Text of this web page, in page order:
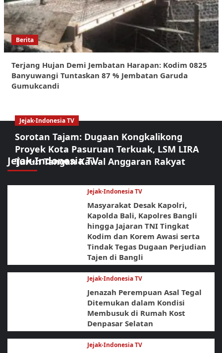
Berita
Terjang Hujan Demi Jembatan Harapan: Kodim 0825
Banyuwangi Tuntaskan 87 % Jembatan Garuda
Gumukcandi
Jejak-Indonesia TV
Jejak-Indonesia TV
Sorotan Tajam: Dugaan Kongkalikong
Proyek Kota Pasuruan Terkuak, LSM LIRA
Turun Tangan Kawal Anggaran Rakyat
Jejak-Indonesia TV
Masyarakat Desak Kapolri,
Kapolda Bali, Kapolres Bangli
hingga Jajaran TNI Tingkat
Kodim dan Korem Awasi serta
Tindak Tegas Dugaan Perjudian
Tajen di Bangli
Jejak-Indonesia TV
Jenazah Perempuan Asal Tegal
Ditemukan dalam Kondisi
Membusuk di Rumah Kost
Denpasar Selatan
Jejak-Indonesia TV